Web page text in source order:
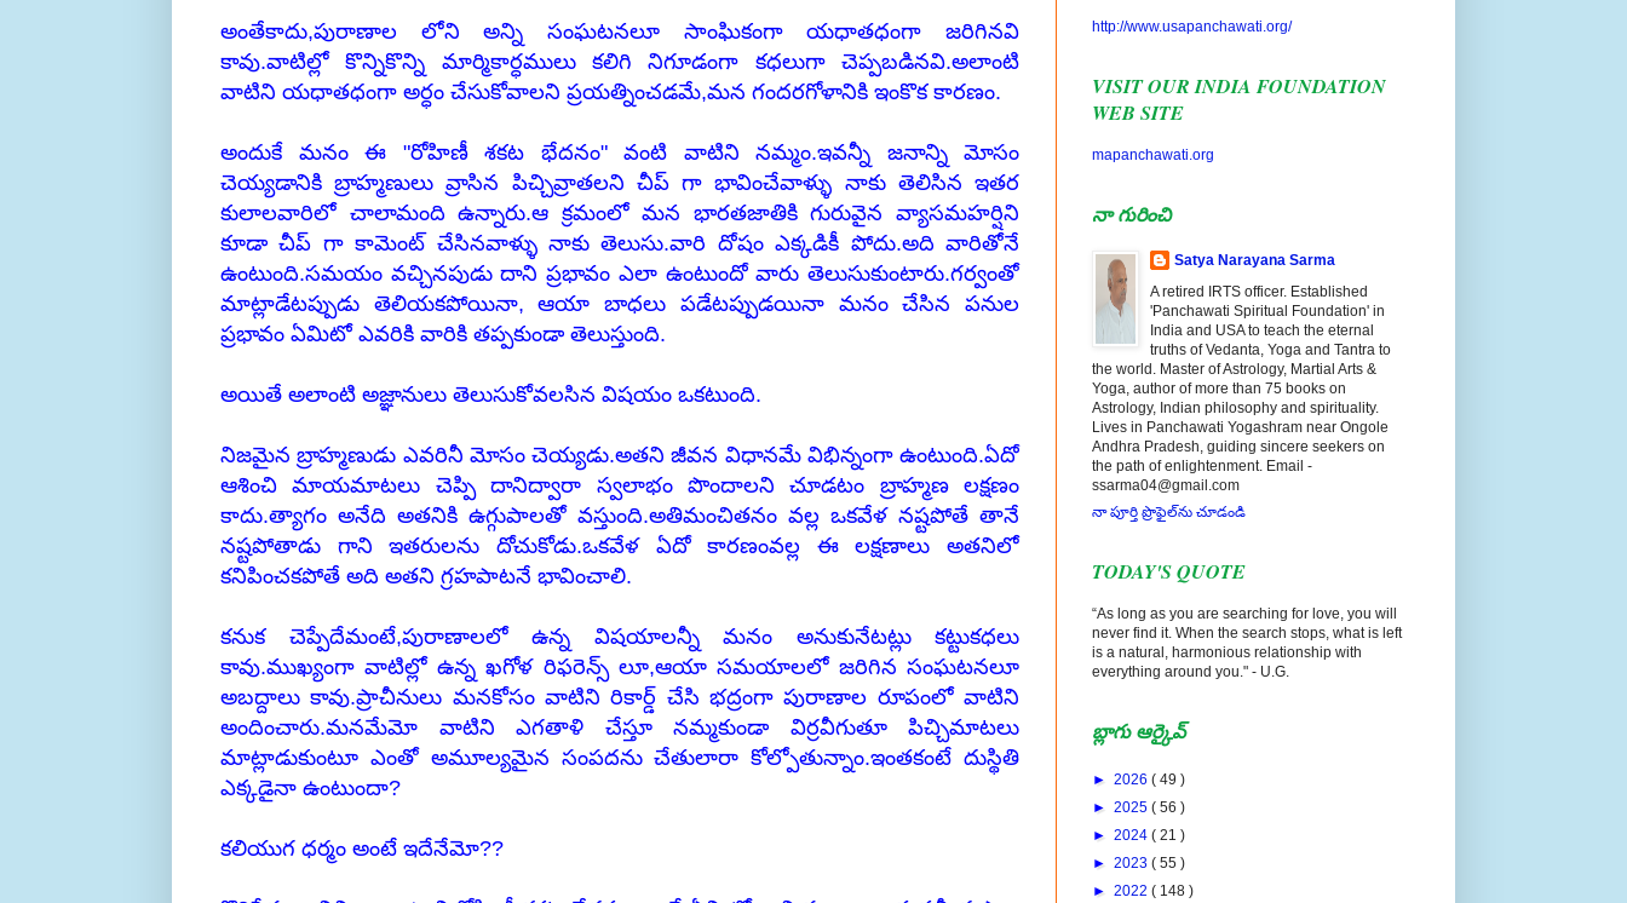
అంతేకాదు,పురాణాల లోని అన్ని సంఘటనలూ సాంఘికంగా యధాతధంగా జరిగినవి
కావు.వాటిల్లో కొన్నికొన్ని మార్మికార్ధములు కలిగి నిగూడంగా కధలుగా చెప్పబడినవి.అలాంటి
వాటిని యధాతధంగా అర్ధం చేసుకోవాలని ప్రయత్నించడమే,మన గందరగోళానికి ఇంకొక కారణం.
అందుకే మనం ఈ "రోహిణీ శకట భేదనం" వంటి వాటిని నమ్మం.ఇవన్నీ జనాన్ని మోసం
చెయ్యడానికి బ్రాహ్మణులు వ్రాసిన పిచ్చివ్రాతలని చీప్ గా భావించేవాళ్ళు నాకు తెలిసిన ఇతర
కులాలవారిలో చాలామంది ఉన్నారు.ఆ క్రమంలో మన భారతజాతికి గురువైన వ్యాసమహర్షిని
కూడా చీప్ గా కామెంట్ చేసినవాళ్ళు నాకు తెలుసు.వారి దోషం ఎక్కడికీ పోదు.అది వారితోనే
ఉంటుంది.సమయం వచ్చినపుడు దాని ప్రభావం ఎలా ఉంటుందో వారు తెలుసుకుంటారు.గర్వంతో
మాట్లాడేటప్పుడు తెలియకపోయినా, ఆయా బాధలు పడేటప్పుడయినా మనం చేసిన పనుల
ప్రభావం ఏమిటో ఎవరికి వారికి తప్పకుండా తెలుస్తుంది.
అయితే అలాంటి అజ్ఞానులు తెలుసుకోవలసిన విషయం ఒకటుంది.
నిజమైన బ్రాహ్మణుడు ఎవరినీ మోసం చెయ్యడు.అతని జీవన విధానమే విభిన్నంగా ఉంటుంది.ఏదో
ఆశించి మాయమాటలు చెప్పి దానిద్వారా స్వలాభం పొందాలని చూడటం బ్రాహ్మణ లక్షణం
కాదు.త్యాగం అనేది అతనికి ఉగ్గుపాలతో వస్తుంది.అతిమంచితనం వల్ల ఒకవేళ నష్టపోతే తానే
నష్టపోతాడు గాని ఇతరులను దోచుకోడు.ఒకవేళ ఏదో కారణంవల్ల ఈ లక్షణాలు అతనిలో
కనిపించకపోతే అది అతని గ్రహపాటనే భావించాలి.
కనుక చెప్పేదేమంటే,పురాణాలలో ఉన్న విషయాలన్నీ మనం అనుకునేటట్లు కట్టుకధలు
కావు.ముఖ్యంగా వాటిల్లో ఉన్న ఖగోళ రిఫరెన్స్ లూ,ఆయా సమయాలలో జరిగిన సంఘటనలూ
అబద్దాలు కావు.ప్రాచీనులు మనకోసం వాటిని రికార్డ్ చేసి భద్రంగా పురాణాల రూపంలో వాటిని
అందించారు.మనమేమో వాటిని ఎగతాళి చేస్తూ నమ్మకుండా విర్రవీగుతూ పిచ్చిమాటలు
మాట్లాడుకుంటూ ఎంతో అమూల్యమైన సంపదను చేతులారా కోల్పోతున్నాం.ఇంతకంటే దుస్థితి
ఎక్కడైనా ఉంటుందా?
కలియుగ ధర్మం అంటే ఇదేనేమో??
http://www.usapanchawati.org/
VISIT OUR INDIA FOUNDATION
WEB SITE
mapanchawati.org
నా గురించి
Satya Narayana Sarma
A retired IRTS officer. Established
'Panchawati Spiritual Foundation' in
India and USA to teach the eternal
truths of Vedanta, Yoga and Tantra to
the world. Master of Astrology, Martial Arts &
Yoga, author of more than 75 books on
Astrology, Indian philosophy and spirituality.
Lives in Panchawati Yogashram near Ongole
Andhra Pradesh, guiding sincere seekers on
the path of enlightenment. Email -
ssarma04@gmail.com
నా పూర్తి ప్రొఫైల్‌ను చూడండి
TODAY'S QUOTE
“As long as you are searching for love, you will
never find it. When the search stops, what is left
is a natural, harmonious relationship with
everything around you." - U.G.
బ్లాగు ఆర్కైవ్
► 2026 ( 49 )
► 2025 ( 56 )
► 2024 ( 21 )
► 2023 ( 55 )
► 2022 ( 148 )